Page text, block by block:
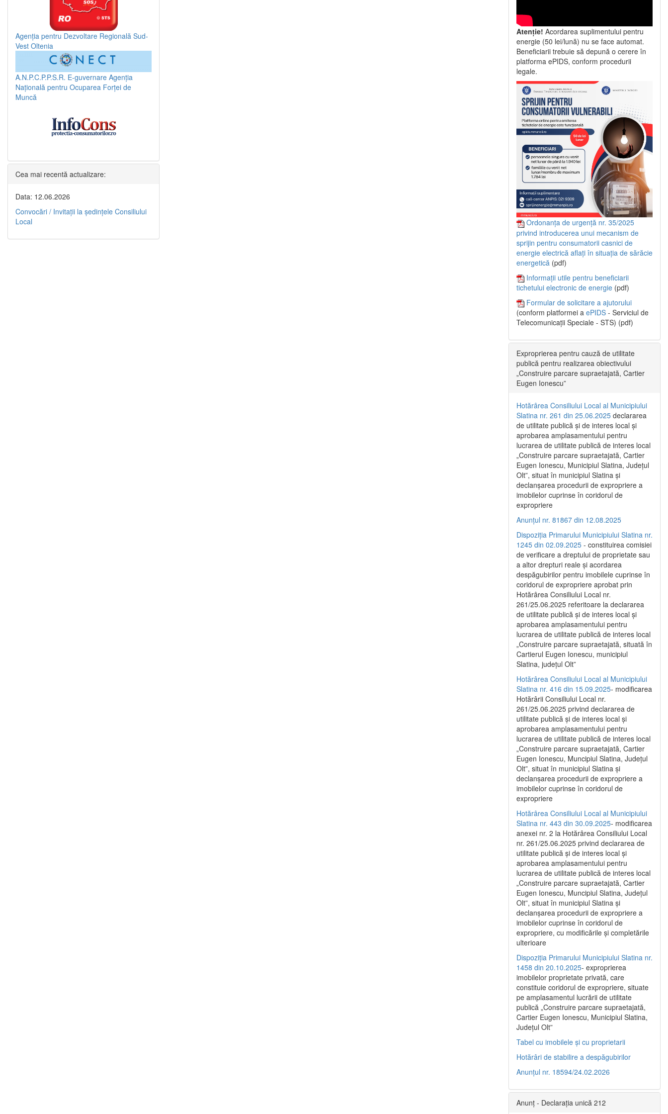
Agenția pentru Dezvoltare Regională Sud-
Vest Oltenia
A.N.P.C.P.P.S.R. E-guvernare Agenția
Națională pentru Ocuparea Forței de
Muncă
Cea mai recentă actualizare:
Data: 12.06.2026
Convocări / Invitaţii la şedinţele Consiliului
Local
Atenție! Acordarea suplimentului pentru
energie (50 lei/lună) nu se face automat.
Beneficiarii trebuie să depună o cerere în
platforma ePIDS, conform procedurii
legale.
Ordonanța de urgență nr. 35/2025
privind introducerea unui mecanism de
sprijin pentru consumatorii casnici de
energie electrică aflați în situația de sărăcie
energetică (pdf)
Informații utile pentru beneficiarii
tichetului electronic de energie (pdf)
Formular de solicitare a ajutorului
(conform platformei a ePIDS - Serviciul de
Telecomunicații Speciale - STS) (pdf)
Exproprierea pentru cauză de utilitate
publică pentru realizarea obiectivului
„Construire parcare supraetajată, Cartier
Eugen Ionescu”
Hotărârea Consiliului Local al Municipiului
Slatina nr. 261 din 25.06.2025 declararea
de utilitate publică și de interes local și
aprobarea amplasamentului pentru
lucrarea de utilitate publică de interes local
„Construire parcare supraetajată, Cartier
Eugen Ionescu, Municipiul Slatina, Județul
Olt”, situat în municipiul Slatina și
declanșarea procedurii de expropriere a
imobilelor cuprinse în coridorul de
expropriere
Anunțul nr. 81867 din 12.08.2025
Dispoziția Primarului Municipiului Slatina nr.
1245 din 02.09.2025 - constituirea comisiei
de verificare a dreptului de proprietate sau
a altor drepturi reale și acordarea
despăgubirilor pentru imobilele cuprinse în
coridorul de expropriere aprobat prin
Hotărârea Consiliului Local nr.
261/25.06.2025 referitoare la declararea
de utilitate publică și de interes local și
aprobarea amplasamentului pentru
lucrarea de utilitate publică de interes local
„Construire parcare supraetajată, situată în
Cartierul Eugen Ionescu, municipiul
Slatina, județul Olt”
Hotărârea Consiliului Local al Municipiului
Slatina nr. 416 din 15.09.2025- modificarea
Hotărârii Consiliului Local nr.
261/25.06.2025 privind declararea de
utilitate publică și de interes local și
aprobarea amplasamentului pentru
lucrarea de utilitate publică de interes local
„Construire parcare supraetajată, Cartier
Eugen Ionescu, Muncipiul Slatina, Județul
Olt”, situat în municipiul Slatina și
declanșarea procedurii de expropriere a
imobilelor cuprinse în coridorul de
expropriere
Hotărârea Consiliului Local al Municipiului
Slatina nr. 443 din 30.09.2025- modificarea
anexei nr. 2 la Hotărârea Consiliului Local
nr. 261/25.06.2025 privind declararea de
utilitate publică şi de interes local şi
aprobarea amplasamentului pentru
lucrarea de utilitate publică de interes local
„Construire parcare supraetajată, Cartier
Eugen Ionescu, Muncipiul Slatina, Judeţul
Olt”, situat în municipiul Slatina şi
declanşarea procedurii de expropriere a
imobilelor cuprinse în coridorul de
expropriere, cu modificările şi completările
ulterioare
Dispoziția Primarului Municipiului Slatina nr.
1458 din 20.10.2025- exproprierea
imobilelor proprietate privată, care
constituie coridorul de expropriere, situate
pe amplasamentul lucrării de utilitate
publică „Construire parcare supraetajată,
Cartier Eugen Ionescu, Municipiul Slatina,
Județul Olt”
Tabel cu imobilele și cu proprietarii
Hotărâri de stabilire a despăgubirilor
Anunțul nr. 18594/24.02.2026
Anunț - Declarația unică 212